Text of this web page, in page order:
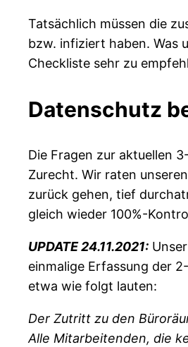
Tatsächlich müssen die
bzw. infiziert haben. Was
Checkliste sehr zu
Datenschutz
Die Fragen zur aktuellen
Zurecht. Wir raten
zurück gehen, tief
gleich wieder 100%-
UPDATE 24.11.2021:
einmalige Erfassung der
etwa wie folgt lauten:
Der Zutritt zu den
Alle Mitarbeitenden, die